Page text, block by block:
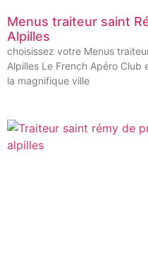
Menus traiteur saint
Alpilles
choisissez votre Menus
Alpilles Le French Apéro
la magnifique ville